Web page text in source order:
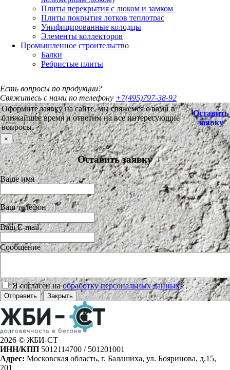
Плиты перекрытия с люком и замком
Плиты покрытия лотков теплотрас
Унифицированные колодцы
Элементы коллекторов
Промышленное строительство
Балки
Ребристые плиты
Есть вопросы по продукции?
Свяжитесь с нами по телефону +7(495)797-38-92
Оформите заявку на сайте, мы свяжемся с вами в
ближайшее время и ответим на все интересующие
вопросы.
Оставить
заявку
×
Оставить заявку
Ваше имя
Ваш телефон
Ваш E-mail
Сообщение
Я согласен наобработку персональных данных>
Отправить Закрыть
2026 © ЖБИ-СТ
ИНН/КПП 5012114700 / 501201001
Адрес: Московская область, г. Балашиха, ул. Бояринова, д.15,
201